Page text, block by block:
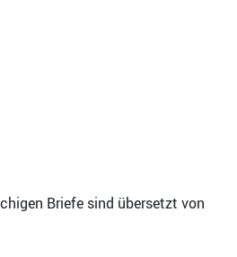
Briefe sind übersetzt von